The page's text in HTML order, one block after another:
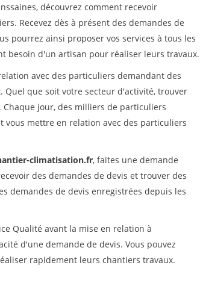
découvrez comment recevoir
Recevez dès à présent des demandes de
pourrez ainsi proposer vos services à tous les
besoin d'un artisan pour réaliser leurs travaux.
avec des particuliers demandant des
Quel que soit votre secteur d'activité, trouver
. Chaque jour, des milliers de particuliers
vous mettre en relation avec des particuliers
climatisation.fr, faites une demande
des demandes de devis et trouver des
demandes de devis enregistrées depuis les
Qualité avant la mise en relation à
d'une demande de devis. Vous pouvez
rapidement leurs chantiers travaux.